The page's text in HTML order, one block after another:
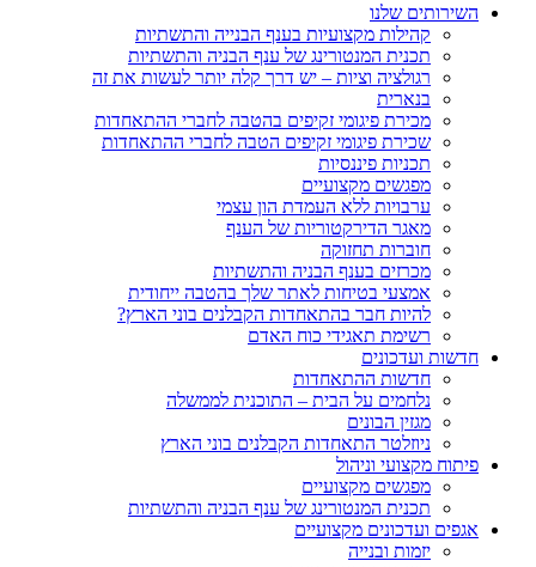
השירותים שלנו
קהילות מקצועיות בענף הבנייה והתשתיות
תכנית המנטורינג של ענף הבניה והתשתיות
רגולציה וציות – יש דרך קלה יותר לעשות את זה
בנארית
מכירת פיגומי זקיפים בהטבה לחברי ההתאחדות
שכירת פיגומי זקיפים הטבה לחברי ההתאחדות
תכניות פיננסיות
מפגשים מקצועיים
ערבויות ללא העמדת הון עצמי
מאגר הדירקטוריות של הענף
חוברות תחזוקה
מכרזים בענף הבניה והתשתיות
אמצעי בטיחות לאתר שלך בהטבה ייחודית
להיות חבר בהתאחדות הקבלנים בוני הארץ?
רשימת תאגידי כוח האדם
חדשות ועדכונים
חדשות ההתאחדות
נלחמים על הבית – התוכנית לממשלה
מגזין הבונים
ניוזלטר התאחדות הקבלנים בוני הארץ
פיתוח מקצועי וניהול
מפגשים מקצועיים
תכנית המנטורינג של ענף הבניה והתשתיות
אגפים ועדכונים מקצועיים
יזמות ובנייה